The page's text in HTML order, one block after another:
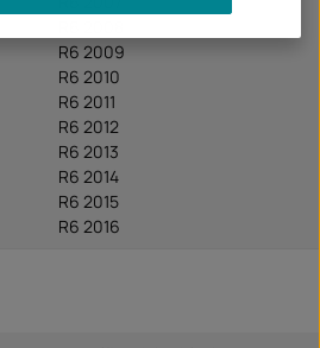
R6 2009
R6 2010
R6 2011
R6 2012
R6 2013
R6 2014
R6 2015
R6 2016